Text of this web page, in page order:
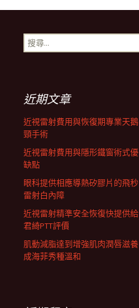
導
航
列
搜
尋
近期文章
近視雷射費用與恢復期專業天鵝
頸手術
近視雷射費用與隱形鐵窗術式優
缺點
眼科提供相應導熱矽膠片的飛秒
雷射白內障
近視雷射精準安全恢復快提供給
君綺PTT評價
肌動減脂達到增強肌肉潤唇滋養
成海菲秀種溫和